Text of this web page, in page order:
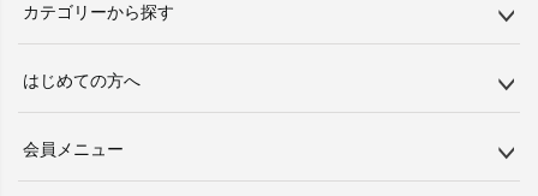
カテゴリーから探す
はじめての方へ
会員メニュー